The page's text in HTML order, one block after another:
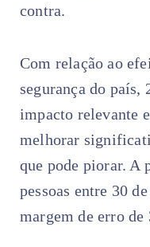
contra.
Com relação ao
segurança do país,
impacto relevante
melhorar
que pode piorar. A
pessoas entre 30
margem de erro de